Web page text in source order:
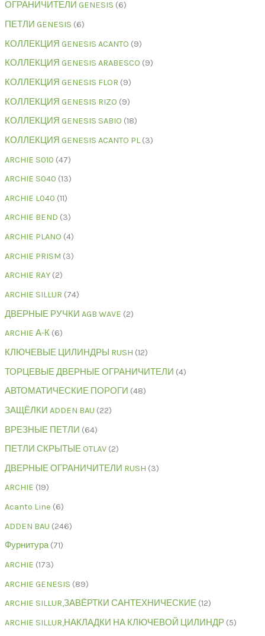
ОГРАНИЧИТЕЛИ GENESIS 6
ПЕТЛИ GENESIS 6
КОЛЛЕКЦИЯ GENESIS ACANTO 9
КОЛЛЕКЦИЯ GENESIS ARABESCO 9
КОЛЛЕКЦИЯ GENESIS FLOR 9
КОЛЛЕКЦИЯ GENESIS RIZO 9
КОЛЛЕКЦИЯ GENESIS SABIO 18
КОЛЛЕКЦИЯ GENESIS ACANTO PL 3
ARCHIE S010 47
ARCHIE S040 13
ARCHIE L040 11
ARCHIE BEND 3
ARCHIE PLANO 4
ARCHIE PRISM 3
ARCHIE RAY 2
ARCHIE SILLUR 74
ДВЕРНЫЕ РУЧКИ AGB WAVE 2
ARCHIE А-К 6
КЛЮЧЕВЫЕ ЦИЛИНДРЫ RUSH 12
ТОРЦЕВЫЕ ДВЕРНЫЕ ОГРАНИЧИТЕЛИ 4
АВТОМАТИЧЕСКИЕ ПОРОГИ 48
ЗАЩЁЛКИ ADDEN BAU 22
ВРЕЗНЫЕ ПЕТЛИ 64
ПЕТЛИ СКРЫТЫЕ OTLAV 2
ДВЕРНЫЕ ОГРАНИЧИТЕЛИ RUSH 3
ARCHIE 19
Acanto Line 6
ADDEN BAU 246
Фурнитура 71
ARCHIE 173
ARCHIE GENESIS 89
ARCHIE SILLUR,ЗАВЁРТКИ САНТЕХНИЧЕСКИЕ 12
ARCHIE SILLUR,НАКЛАДКИ НА КЛЮЧЕВОЙ ЦИЛИНДР 5